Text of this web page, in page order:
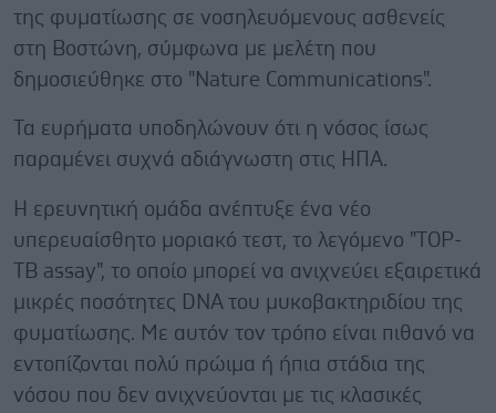
της φυματίωσης σε νοσηλευόμενους ασθενείς
στη Βοστώνη, σύμφωνα με μελέτη που
δημοσιεύθηκε στο "Nature Communications".
Τα ευρήματα υποδηλώνουν ότι η νόσος ίσως
παραμένει συχνά αδιάγνωστη στις ΗΠΑ.
Η ερευνητική ομάδα ανέπτυξε ένα νέο
υπερευαίσθητο μοριακό τεστ, το λεγόμενο "TOP-
TB assay", το οποίο μπορεί να ανιχνεύει εξαιρετικά
μικρές ποσότητες DNA του μυκοβακτηριδίου της
φυματίωσης. Με αυτόν τον τρόπο είναι πιθανό να
εντοπίζονται πολύ πρώιμα ή ήπια στάδια της
νόσου που δεν ανιχνεύονται με τις κλασικές